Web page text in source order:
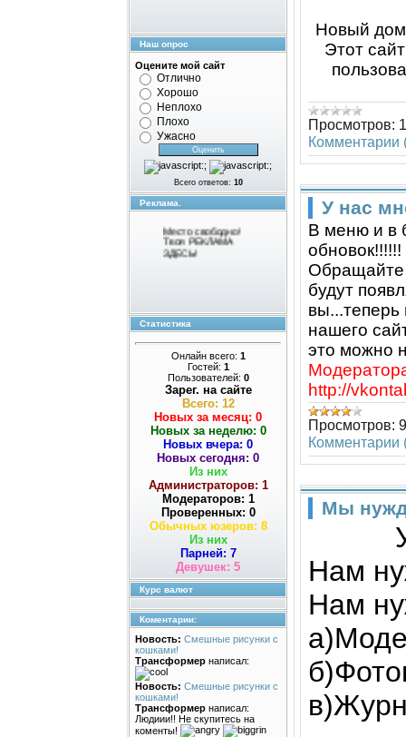
Наш опрос
Оцените мой сайт
Отлично
Хорошо
Неплохо
Плохо
Ужасно
Всего ответов: 10
Реклама.
Твоя РЕКЛАМА
ЗДЕСЬ!
Статистика
Онлайн всего: 1
Гостей: 1
Пользователей: 0
Зарег. на сайте
Всего: 12
Новых за месяц: 0
Новых за неделю: 0
Новых вчера: 0
Новых сегодня: 0
Из них
Администраторов: 1
Модераторов: 1
Проверенных: 0
Обычных юзеров: 8
Из них
Парней: 7
Девушек: 5
Курс валют
Коментарии:
Новость: Смешные рисунки с
кошками!
Трансформер написал:
Новость: Смешные рисунки с
кошками!
Трансформер написал:
Людиии!! Не скупитесь на
коменты!
Новый
Этот
Просмотров:
Комментарии
У нас
В меню и в
обновок!!!!!!
будут
вы...теперь
нашего
это можно
http://
Просмотров:
Комментарии
Мы
Нам
Нам